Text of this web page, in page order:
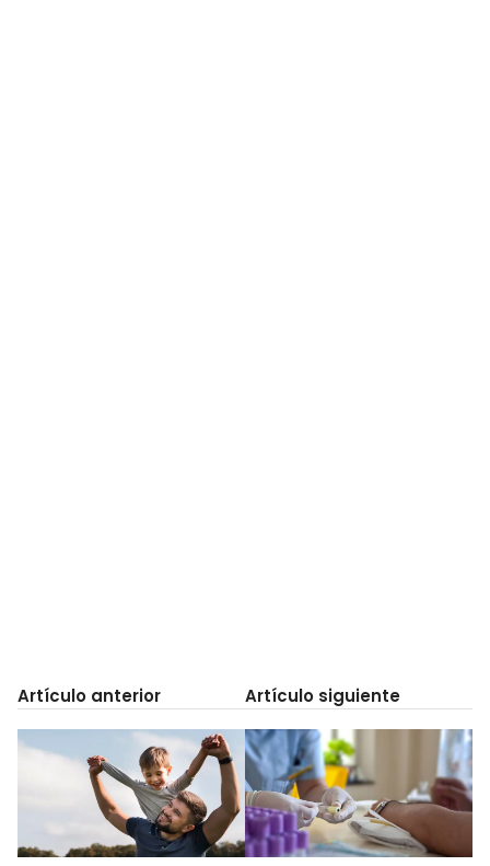
Artículo anterior Artículo siguiente